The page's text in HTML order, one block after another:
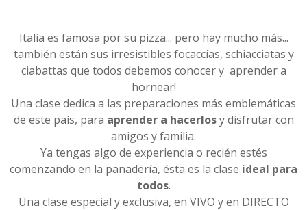
Italia es famosa por su pizza... pero hay mucho más...
también están sus irresistibles focaccias, schiacciatas y
ciabattas que todos debemos conocer y aprender a
hornear!
Una clase dedica a las preparaciones más emblemáticas
de este país, para aprender a hacerlosy disfrutar con
amigos y familia.
Ya tengas algo de experiencia o recién estés
comenzando en la panadería, ésta es la clase ideal para
todos.
Una clase especial y exclusiva, en VIVO y en DIRECTO